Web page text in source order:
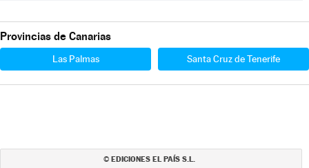
Provincias de Canarias
Las Palmas Santa Cruz de Tenerife
© EDICIONES EL PAÍS S.L.